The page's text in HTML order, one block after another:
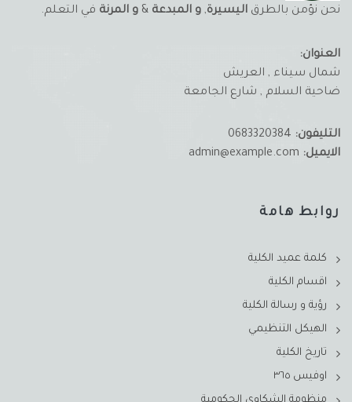
نحن نؤمن بالطرق اليسيرة, و المبدعة & و المرنة في التعلم.
العنوان:
شمال سيناء , العريش
ضاحية السلام , شارع الجامعة
التليفون:
الايميل:
روابط هامة
كلمة عميد الكلية
اقسام الكلية
رؤية و رسالة الكلية
الهيكل التنظيمي
تاريخ الكلية
اوفيس ٣٦٥